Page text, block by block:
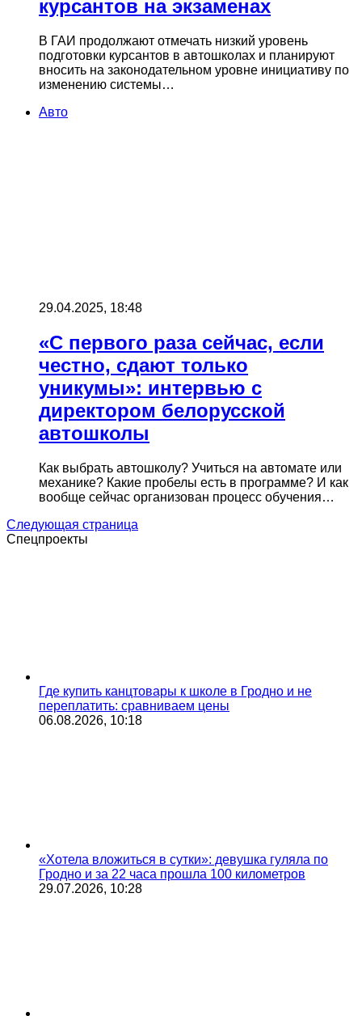
курсантов на экзаменах
В ГАИ продолжают отмечать низкий уровень
подготовки курсантов в автошколах и планируют
вносить на законодательном уровне инициативу по
изменению системы…
Авто
29.04.2025, 18:48
«С первого раза сейчас, если
честно, сдают только
уникумы»: интервью с
директором белорусской
автошколы
Как выбрать автошколу? Учиться на автомате или
механике? Какие пробелы есть в программе? И как
вообще сейчас организован процесс обучения…
Следующая страница
Спецпроекты
Где купить канцтовары к школе в Гродно и не
переплатить: сравниваем цены
06.08.2026, 10:18
«Хотела вложиться в сутки»: девушка гуляла по
Гродно и за 22 часа прошла 100 километров
29.07.2026, 10:28